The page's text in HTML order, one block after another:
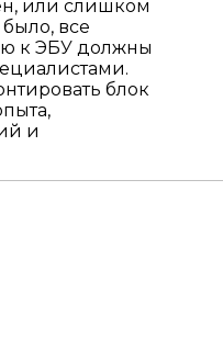
или слишком
все
к ЭБУ должны
блок
и